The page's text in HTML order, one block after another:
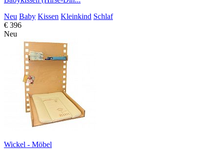
Neu Baby Kissen Kleinkind Schlaf
€ 396
Neu
Wickel - Möbel